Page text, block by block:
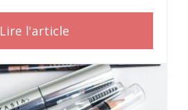
Lire l'article